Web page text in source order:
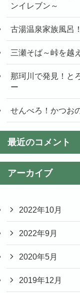
ンイレブン～
古湯温泉家族風呂
三瀬そば～峠を越
那珂川で発見！と
ー
せんべろ！かつお
最近のコメント
アーカイブ
2022年10月
2022年9月
2020年5月
2019年12月